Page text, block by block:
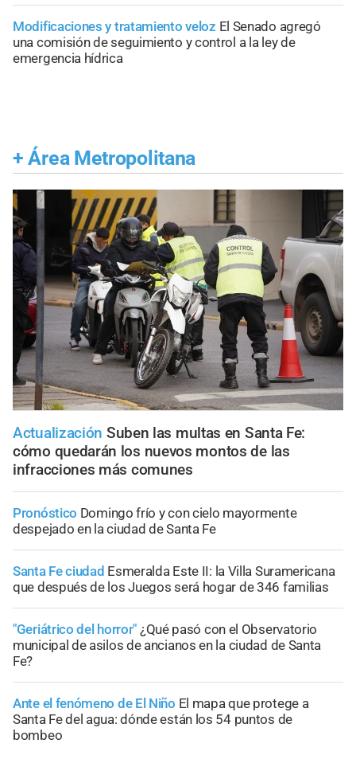
Modificaciones y tratamiento veloz El Senado agregó
una comisión de seguimiento y control a la ley de
emergencia hídrica
+ Área Metropolitana
Actualización Suben las multas en Santa Fe:
cómo quedarán los nuevos montos de las
infracciones más comunes
Pronóstico Domingo frío y con cielo mayormente
despejado en la ciudad de Santa Fe
Santa Fe ciudad Esmeralda Este II: la Villa Suramericana
que después de los Juegos será hogar de 346 familias
"Geriátrico del horror" ¿Qué pasó con el Observatorio
municipal de asilos de ancianos en la ciudad de Santa
Fe?
Ante el fenómeno de El Niño El mapa que protege a
Santa Fe del agua: dónde están los 54 puntos de
bombeo